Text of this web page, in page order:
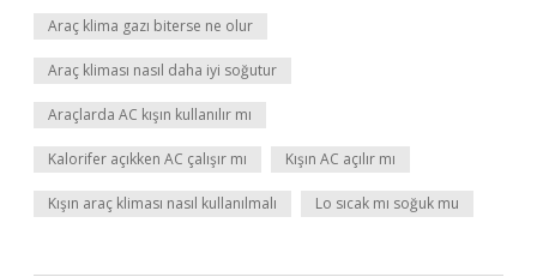
Araç klima gazı biterse ne olur
Araç kliması nasıl daha iyi soğutur
Araçlarda AC kışın kullanılır mı
Kalorifer açıkken AC çalışır mı Kışın AC açılır mı
Kışın araç kliması nasıl kullanılmalı Lo sıcak mı soğuk mu